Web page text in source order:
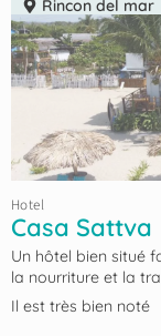
Rincon del mar
Hotel
Casa Sattva
Un hôtel bien situé
la nourriture et la
Il est très bien noté